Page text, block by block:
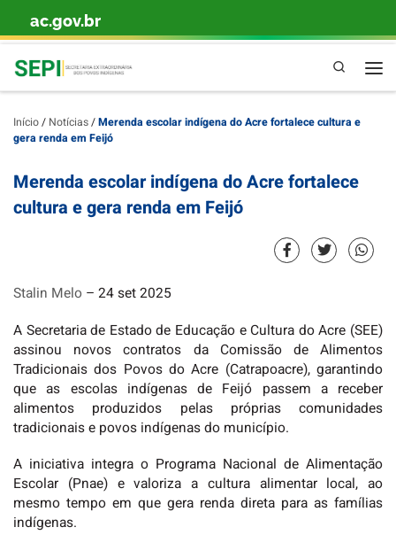
Skip to content
ac.gov.br
Pesquisa
Início/ Notícias/Merenda escolar indígena do Acre fortalece cultura e
gera renda em Feijó
Merenda escolar indígena do Acre fortalece
cultura e gera renda em Feijó
Stalin Melo – 24 set 2025
A Secretaria de Estado de Educação e Cultura do Acre (SEE)
assinou novos contratos da Comissão de Alimentos
Tradicionais dos Povos do Acre (Catrapoacre), garantindo
que as escolas indígenas de Feijó passem a receber
alimentos produzidos pelas próprias comunidades
tradicionais e povos indígenas do município.
A iniciativa integra o Programa Nacional de Alimentação
Escolar (Pnae) e valoriza a cultura alimentar local, ao
mesmo tempo em que gera renda direta para as famílias
indígenas.